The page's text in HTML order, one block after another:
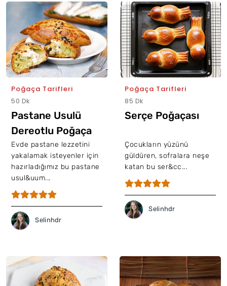
Poğaça Tarifleri
50 Dk
Pastane Usulü
Dereotlu Poğaça
Evde pastane lezzetini
yakalamak isteyenler için
hazırladığımız bu pastane
usul&uum...
Selinhdr
Poğaça Tarifleri
85 Dk
Serçe Poğaçası
Çocukların yüzünü
güldüren, sofralara neşe
katan bu ser&cc...
Selinhdr